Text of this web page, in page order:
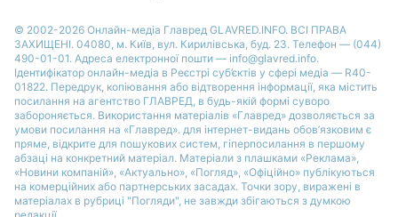
© 2002-2026 Онлайн-медіа Главред GLAVRED.INFO. ВСІ ПРАВА
ЗАХИЩЕНІ. 04080, м. Київ, вул. Кирилівська, буд. 23. Телефон — (044)
490-01-01. Адреса електронної пошти — info@glavred.info.
Ідентифікатор онлайн-медіа в Реєстрі суб’єктів у сфері медіа — R40-
01822. Передрук, копіювання або відтворення інформації, яка містить
посилання на агентство ГЛАВРЕД, в будь-якій формi суворо
забороняється. Використання матеріалів «Главред» дозволяється за
умови посилання на «Главред». для інтернет-видань обов’язковим є
пряме, відкрите для пошукових систем, гіперпосилання в першому
абзаці на конкретний матеріал. Матеріали з плашками «Реклама»,
«Новини компаній», «Актуально», «Погляд», «Офіційно» публікуються
на комерційних або партнерських засадах. Точки зору, виражені в
матеріалах в рубриці "Погляди", не завжди збігаються з думкою